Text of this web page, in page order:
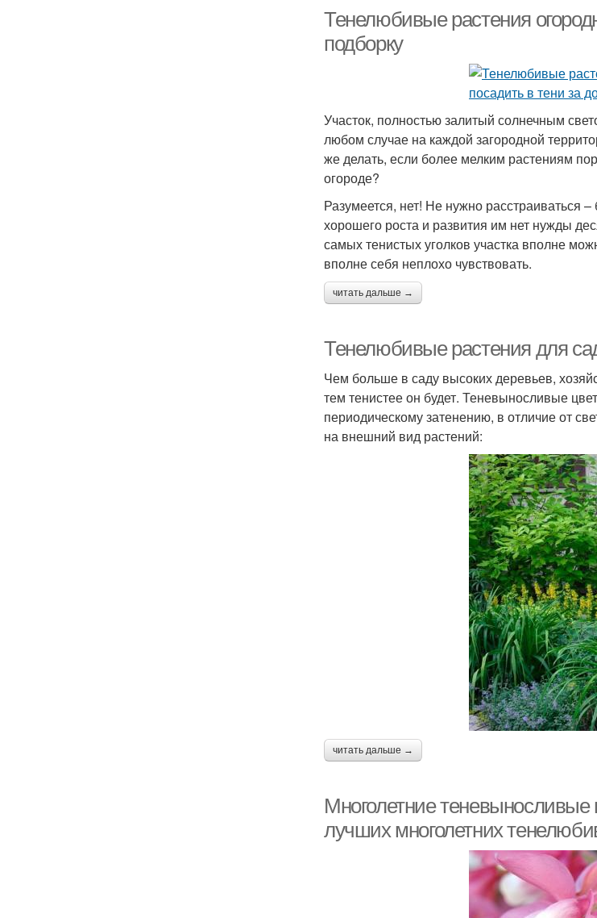
Тенелюбивые растения
подборку
Участок, полностью залитый солнечным
любом случае на каждой загородной
же делать, если более мелким растениям
огороде?
Разумеется, нет! Не нужно расстраиваться
хорошего роста и развития им нет нужды
самых тенистых уголков участка вполне
вполне себя неплохо чувствовать.
читать дальше →
Тенелюбивые растения для
Чем больше в саду высоких деревьев,
тем тенистее он будет. Теневыносливые
периодическому затенению, в отличие от
на внешний вид растений:
читать дальше →
Многолетние
лучших многолетних